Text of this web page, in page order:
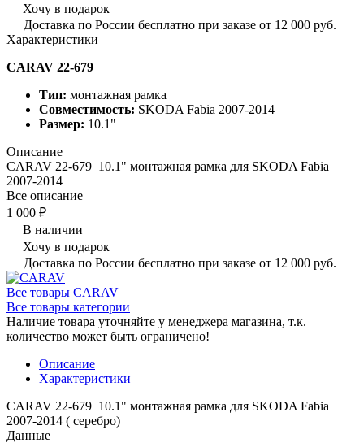
Хочу в подарок
Доставка по России бесплатно при заказе от 12 000 руб.
Характеристики
CARAV 22-679
Тип: монтажная рамка
Совместимость: SKODA Fabia 2007-2014
Размер: 10.1"
Описание
CARAV 22-679 10.1" монтажная рамка для SKODA Fabia
2007-2014
Все описание
1 000 ₽
В наличии
Хочу в подарок
Доставка по России бесплатно при заказе от 12 000 руб.
Все товары CARAV
Все товары категории
Наличие товара уточняйте у менеджера магазина, т.к.
количество может быть ограничено!
Описание
Характеристики
CARAV 22-679 10.1" монтажная рамка для SKODA Fabia
2007-2014 ( серебро)
Данные